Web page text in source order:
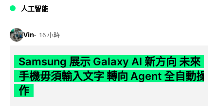
人工智能
Vin 16 小時
Samsung 展示 Galaxy AI 新方向 未來
手機毋須輸入文字 轉向 Agent 全自動操
作